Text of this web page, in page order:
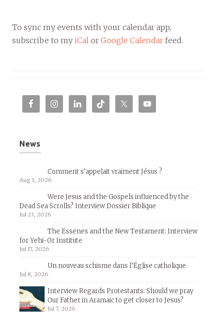
To sync my events with your calendar app,
subscribe to my iCal or Google Calendar feed.
News
Comment s’appelait vraiment Jésus ?
Aug 1, 2026
Were Jesus and the Gospels influenced by the
Dead Sea Scrolls? Interview Dossier Biblique
Jul 23, 2026
The Essenes and the New Testament: Interview
for Yehi-Or Institute
Jul 17, 2026
Un nouveau schisme dans l’Église catholique
Jul 8, 2026
Interview Regards Protestants: Should we pray
Our Father in Aramaic to get closer to Jesus?
Jul 7, 2026